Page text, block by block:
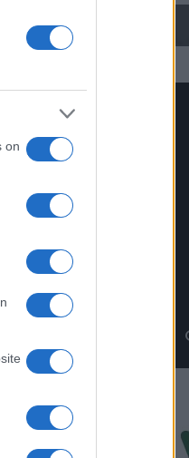
on
Ανάπτυξης,
της
Φλώρινας
και η κ.
του
τη Δυτική
οι 35 που
χώρας, ως